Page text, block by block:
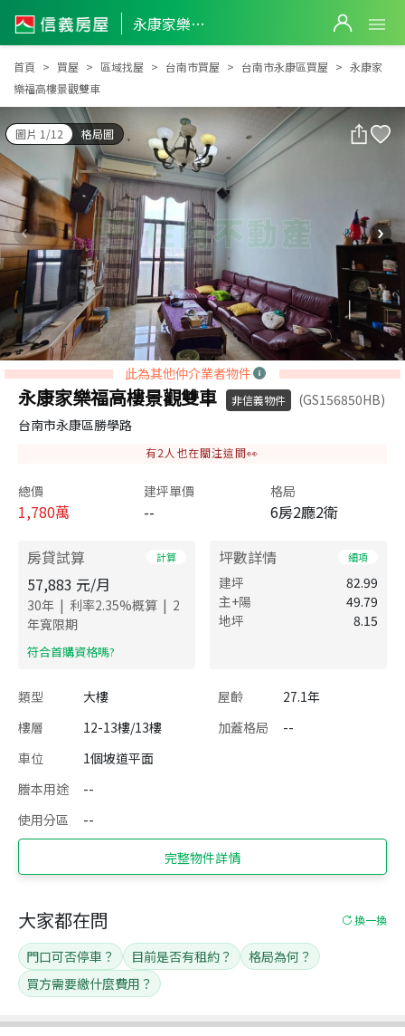
永康家樂福高樓景觀雙車
永康家樂福高樓景觀雙車
首頁 買屋 區域找屋 台南市買屋 台南市永康區買屋
永康家
樂福高樓景觀雙車
圖片 1/12 格局圖
此為其他仲介業者物件
永康家樂福高樓景觀雙車 非信義物件
(GS156850HB)
台南市永康區勝學路
有2 人也在關注這間👀
總價
1,780萬
建坪單價
--
格局
6房2廳2衛
房貸試算 計算
57,883 元/月
30年 | 利率2.35%概算 | 2
年寬限期
​符合首購資格嗎?
坪數詳情 細項
建坪
82.99
主+陽
49.79
地坪
8.15
類型 大樓 屋齡
27.1年
樓層
12-13樓/13樓 加蓋格局
--
車位
1個坡道平面
謄本用途
--
使用分區
--
完整物件詳情
大家都在問 換一換
門口可否停車？ 目前是否有租約？
格局為何？
買方需要繳什麼費用？